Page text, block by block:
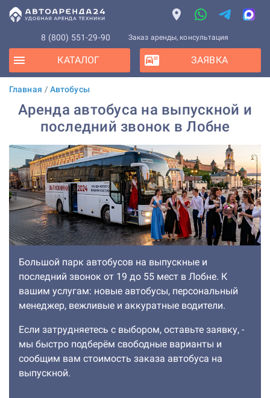
8 (800) 551-29-90 Заказ аренды, консультация
КАТАЛОГ ЗАЯВКА
Главная / Автобусы
Аренда автобуса на выпускной и
последний звонок в Лобне
Большой парк автобусов на выпускные и
последний звонок от 19 до 55 мест в Лобне. К
вашим услугам: новые автобусы, персональный
менеджер, вежливые и аккуратные водители.
Если затрудняетесь с выбором, оставьте заявку, -
мы быстро подберём свободные варианты и
сообщим вам стоимость заказа автобуса на
выпускной.